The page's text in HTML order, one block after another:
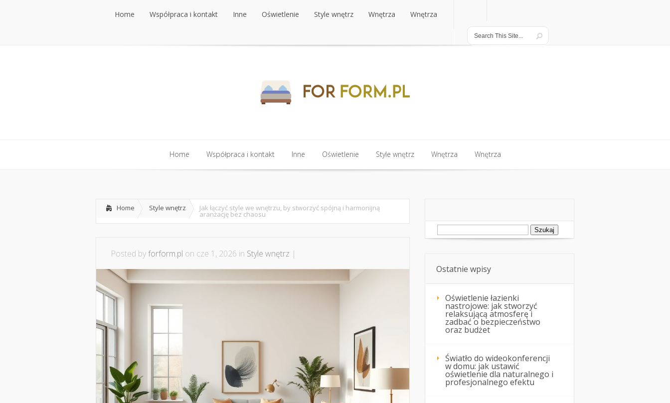
Home Współpraca i kontakt
Współpraca i kontakt
Inne
Inne
Oświetlenie
Oświetlenie
Style wnętrz
Style wnętrz
Wnętrza
Wnętrza
Wnętrza
Wnętrza
Home Współpraca i kontakt Inne Oświetlenie Style wnętrz Wnętrza Wnętrza
Home Style wnętrz Jak łączyć style we wnętrzu, by stworzyć spójną i harmonijną
aranżację bez chaosu
Posted byforform.pl on cze 1, 2026 in Style wnętrz |
Szukaj:
Ostatnie wpisy
Oświetlenie łazienki
nastrojowe: jak stworzyć
relaksującą atmosferę i
zadbać o bezpieczeństwo
oraz budżet
Światło do wideokonferencji
w domu: jak ustawić
oświetlenie dla naturalnego i
profesjonalnego efektu